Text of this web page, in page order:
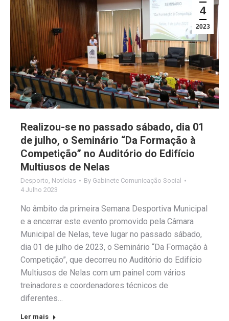
4
2023
Realizou-se no passado sábado, dia 01
de julho, o Seminário “Da Formação à
Competição” no Auditório do Edifício
Multiusos de Nelas
Desporto Notícias By Gabinete Comunicação Social
4 Julho 2023
No âmbito da primeira Semana Desportiva Municipal
e a encerrar este evento promovido pela Câmara
Municipal de Nelas, teve lugar no passado sábado,
dia 01 de julho de 2023, o Seminário “Da Formação à
Competição”, que decorreu no Auditório do Edifício
Multiusos de Nelas com um painel com vários
treinadores e coordenadores técnicos de
diferentes…
Ler mais